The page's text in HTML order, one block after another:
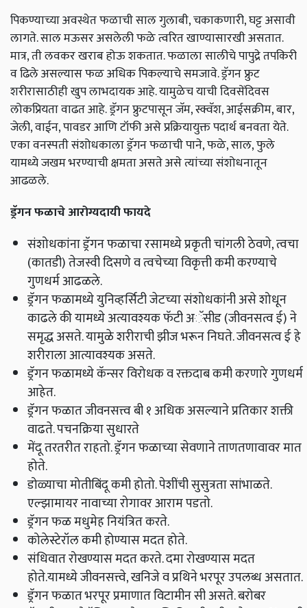
पिकण्याच्या अवस्थेत फळाची साल गुलाबी, चकाकणारी, घट्ट असावी
लागते. साल मऊसर असलेली फळे त्वरित खाण्यासारखी असतात.
मात्र, ती लवकर खराब होऊ शकतात. फळाला सालीचे पापुद्रे तपकिरी
व ढिले असल्यास फळ अधिक पिकल्याचे समजावे. ड्रॅगन फ्रुट
शरीरासाठीही खुप लाभदायक आहे. यामुळेच याची दिवसेंदिवस
लोकप्रियता वाढत आहे. ड्रॅगन फ्रुटपासून जॅम, स्क्वॅश, आईसक्रीम, बार,
जेली, वाईन, पावडर आणि टॉफी असे प्रक्रियायुक्त पदार्थ बनवता येते.
एका वनस्पती संशोधकाला ड्रॅगन फळाची पाने,फळे,साल,फुले
यामध्ये जखम भरण्याची क्षमता असते असे त्यांच्या संशोधनातून
आढळले.
ड्रॅगनफळाचे आरोग्यदायी फायदे
संशोधकांना ड्रॅगन फळाचा रसामध्ये प्रकृती चांगली ठेवणे,त्वचा
(कातडी) तेजस्वी दिसणे व त्वचेच्या विकृत्ती कमी करण्याचे
गुणधर्म आढळले.
ड्रॅगन फळामध्ये युनिव्हर्सिटी जेटच्या संशोधकांनी असे शोधून
काढले की यामध्ये अत्यावश्यक फॅटी अॅसीड (जीवनसत्व ई) ने
समृद्ध असते. यामुळे शरीराची झीज भरून निघते. जीवनसत्व ई हे
शरीराला आत्यावश्यक असते.
ड्रॅगन फळामध्ये कॅन्सर विरोधक व रक्तदाब कमी करणारे गुणधर्म
आहेत.
ड्रॅगन फळात जीवनसत्त्व बी १ अधिक असल्याने प्रतिकार शक्ती
वाढते. पचनक्रिया सुधारते
मेंदू तरतरीत राहतो. ड्रॅगन फळाच्या सेवणाने ताणतणावावर मात
होते.
डोळ्याचा मोतीबिंदू कमी होतो. पेशींची सुसुत्रता सांभाळते.
एल्झामायर नावाच्या रोगावर आराम पडतो.
ड्रॅगन फळ मधुमेह नियंत्रित करते.
कोलेस्टेरॉल कमी होण्यास मदत होते.
संधिवात रोखण्यास मदत करते. दमा रोखण्यास मदत
होते.यामध्ये जीवनसत्त्वे, खनिजे व प्रथिने भरपूर उपलब्ध असतात.
ड्रॅगन फळात भरपूर प्रमाणात विटामीन सी असते. बरोबर